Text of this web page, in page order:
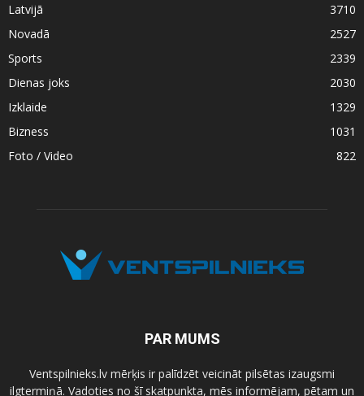
Latvijā
3710
Novadā
2527
Sports
2339
Dienas joks
2030
Izklaide
1329
Bizness
1031
Foto / Video
822
PAR MUMS
Ventspilnieks.lv mērķis ir palīdzēt veicināt pilsētas izaugsmi
ilgtermiņā. Vadoties no šī skatpunkta, mēs informējam, pētam un